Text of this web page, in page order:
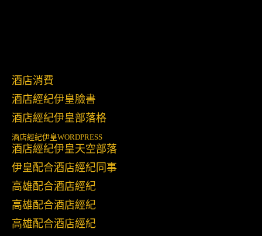
酒店消費
酒店經紀伊皇臉書
酒店經紀伊皇部落格
酒店經紀伊皇WORDPRESS
酒店經紀伊皇天空部落
伊皇配合酒店經紀同事
高雄配合酒店經紀
高雄配合酒店經紀
高雄配合酒店經紀